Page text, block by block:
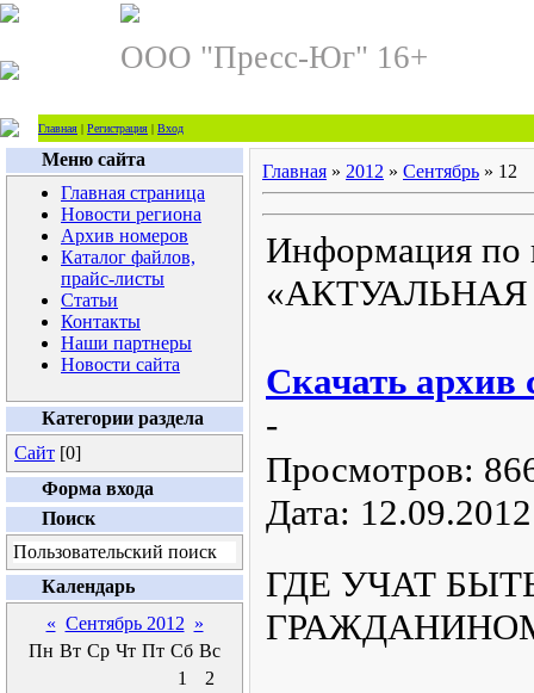
ООО "Пресс-Юг" 16+
Главная | Регистрация | Вход
Меню сайта
Главная страница
Новости региона
Архив номеров
Каталог файлов,
прайс-листы
Статьи
Контакты
Наши партнеры
Новости сайта
Категории раздела
Сайт [0]
Форма входа
Поиск
Пользовательский поиск
Календарь
« Сентябрь 2012 »
Пн Вт Ср Чт Пт Сб Вс
1
2
Главная » 2012 » Сентябрь » 12
Информация по
Скачать
-
Просмотров:
Дата: 12.09.2012
ГДЕ УЧАТ